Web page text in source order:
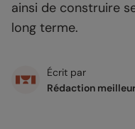
ainsi de construire
long terme.
Écrit par
Rédaction